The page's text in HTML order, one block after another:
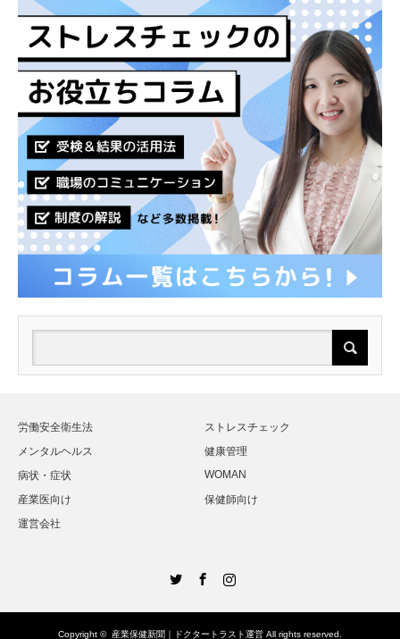
労働安全衛生法
ストレスチェック
メンタルヘルス
健康管理
病状・症状
WOMAN
産業医向け
保健師向け
運営会社
Copyright © 産業保健新聞｜ドクタートラスト運営 All rights reserved.